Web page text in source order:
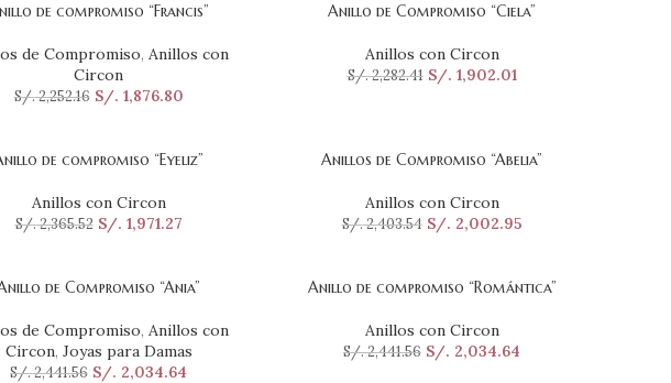
OPCIONES
de compromiso “Francis”
de Compromiso, Anillos con
Circon
S/.2,252.16 S/. 1,876.80
SELECCIONAR OPCIONES
Anillo de Compromiso “Ciela”
Anillos con Circon
S/.2,282.41 S/. 1,902.01
OPCIONES
de compromiso “Eyeliz”
Anillos con Circon
S/.2,365.52 S/. 1,971.27
SELECCIONAR OPCIONES
Anillos de Compromiso “Abelia”
Anillos con Circon
S/.2,403.54 S/. 2,002.95
OPCIONES
de Compromiso “Ania”
de Compromiso, Anillos con
Circon, Joyas para Damas
S/.2,441.56 S/. 2,034.64
SELECCIONAR OPCIONES
Anillo de compromiso “Romántica”
Anillos con Circon
S/.2,441.56 S/. 2,034.64